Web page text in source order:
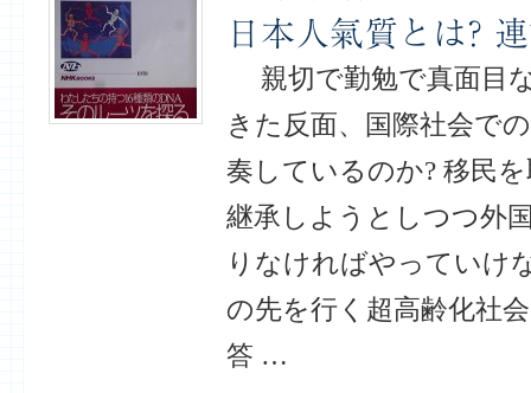
日本人氣質とは?
親切で勤勉で真面目
きた反面、国際社会で
奏しているのか? 移民
継承しようとしつつ外
りなければやっていけ
の先を行く超高齢化社
答 …